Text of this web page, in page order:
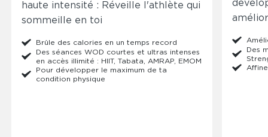
haute intensité : Réveille l'athlète qui
sommeille en toi
Brûle des calories en un temps record
Des séances WOD courtes et ultras intenses
en accès illimité : HIIT, Tabata, AMRAP, EMOM
Pour développer le maximum de ta
condition physique
Des